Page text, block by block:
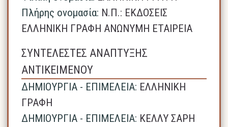
Πλήρης ονομασία: N.Π.: ΕΚΔΟΣΕΙΣ
ΕΛΛΗΝΙΚΗ ΓΡΑΦΗ ΑΝΩΝΥΜΗ ΕΤΑΙΡΕΙΑ
ΣΥΝΤΕΛΕΣΤΕΣ ΑΝΑΠΤΥΞΗΣ
ΑΝΤΙΚΕΙΜΕΝΟΥ
ΔΗΜΙΟΥΡΓΙΑ - ΕΠΙΜΕΛΕΙΑ: ΕΛΛΗΝΙΚΗ
ΓΡΑΦΗ
ΔΗΜΙΟΥΡΓΙΑ - ΕΠΙΜΕΛΕΙΑ: ΚΕΛΛΥ ΣΑΡΗ